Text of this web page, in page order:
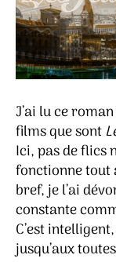
J’ai lu ce
films que sont
Ici, pas de flics
fonctionne tout
bref, je l’ai
constante
C’est
jusqu’aux